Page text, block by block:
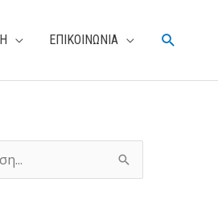
ΕΠΙΚΟΙΝΩΝΙΑ